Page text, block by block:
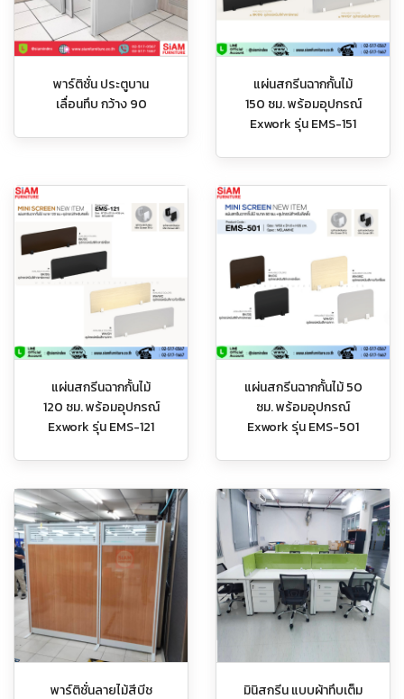
พาร์ติชั่น ประตูบาน
เลื่อนทึบ กว้าง 90
แผ่นสกรีนฉากกั้นไม้
150 ซม. พร้อมอุปกรณ์
Exwork รุ่น EMS-151
แผ่นสกรีนฉากกั้นไม้
120 ซม. พร้อมอุปกรณ์
Exwork รุ่น EMS-121
แผ่นสกรีนฉากกั้นไม้ 50
ซม. พร้อมอุปกรณ์
Exwork รุ่น EMS-501
พาร์ติชั่นลายไม้สีบีช
มินิสกรีน แบบผ้าทึบเต็ม